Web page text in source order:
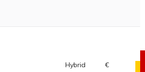
RICHIEDI PREVENTIVOHybrid
€